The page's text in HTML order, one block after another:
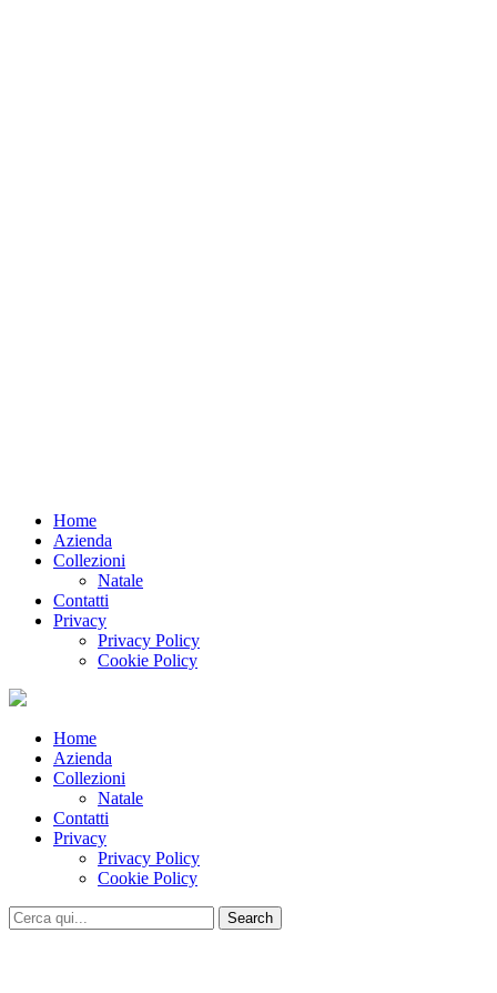
Home
Azienda
Collezioni
Natale
Contatti
Privacy
Privacy Policy
Cookie Policy
Home
Azienda
Collezioni
Natale
Contatti
Privacy
Privacy Policy
Cookie Policy